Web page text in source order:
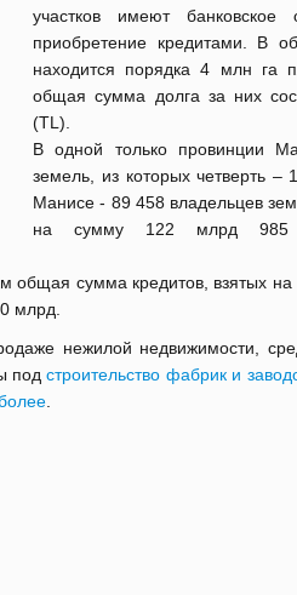
участков имеют
приобретение кредитами. В
находится порядка 4 млн га
общая сумма долга за них
(TL).
В одной только провинции
земель, из которых четверть
Манисе - 89 458 владельцев
на сумму 122 млрд 985
сумма кредитов, взятых на
млрд.
нежилой недвижимости,
подстроительство фабрик и